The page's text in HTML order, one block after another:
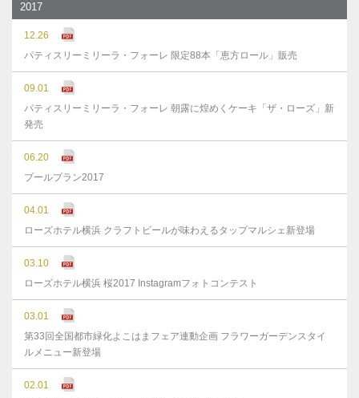
2017
12.26
パティスリーミリーラ・フォーレ 限定88本「恵方ロール」販売
09.01
パティスリーミリーラ・フォーレ 朝露に煌めくケーキ「ザ・ローズ」新
発売
06.20
プールプラン2017
04.01
ローズホテル横浜 クラフトビールが味わえるタップマルシェ新登場
03.10
ローズホテル横浜 桜2017 Instagramフォトコンテスト
03.01
第33回全国都市緑化よこはまフェア連動企画 フラワーガーデンスタイ
ルメニュー新登場
02.01